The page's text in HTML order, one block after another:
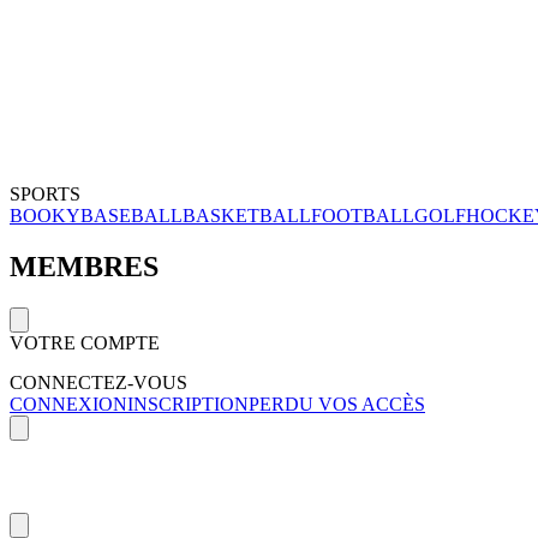
SPORTS
BOOKYBASEBALLBASKETBALLFOOTBALLGOLF
MEMBRES
VOTRE COMPTE
CONNECTEZ-VOUS
CONNEXIONINSCRIPTIONPERDU VOS ACCÈS